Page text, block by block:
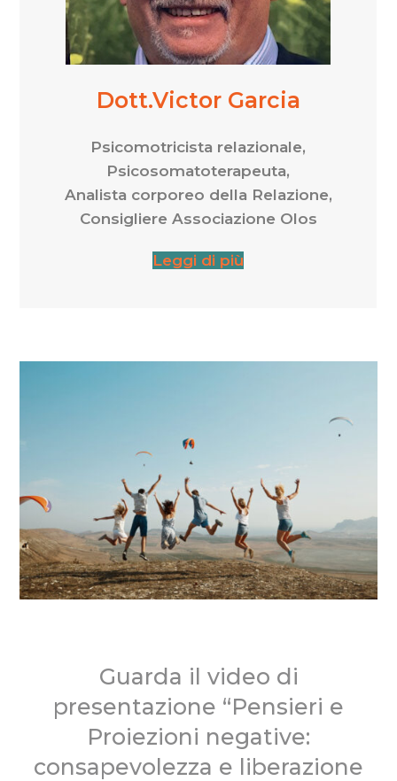
Dott.Victor Garcia
Psicomotricista relazionale,
Psicosomatoterapeuta,
Analista corporeo della Relazione,
Consigliere Associazione Olos
Leggi di più
Guarda il video di
presentazione “Pensieri e
Proiezioni negative:
consapevolezza e liberazione